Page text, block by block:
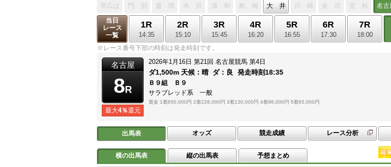
帯広ば 門 別 盛 岡 水 沢 浦 和 船 橋 大 井 川 崎 金 沢 笠 松 名古
当日
レース
一覧
1R
14:35
2R
15:10
3R
15:45
4R
16:20
5R
16:55
6R
17:30
7R
18:00
※レース番号下部の時刻は発走時刻です。
名古屋
8R
最大4％還元
2026年1月16日 第21回 名古屋競馬 第4日
ダ1,500m 天候： 晴 ダ： 良 発走時刻18:35
Ｂ９組 Ｂ９
サラブレッド系 一般
賞金 1着650,000円 2着228,000円 3着130,000円 4着98,000円 5着65,000円
出馬表 オッズ 競走成績 レース分析
横の出馬表 縦の出馬表 予想まとめ